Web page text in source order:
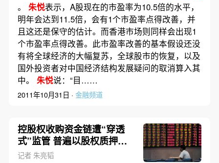
。 朱悦表示，A股现在的市盈率为10.5倍的水平，
明年会达到11.5倍，会有1个市盈率点得改善，并
且这还是保守的估计。而香港市场则同样会出现1
个市盈率点得改善。此市盈率改善的基本假设还没
有将全球经济的大幅复苏，全球股市的恢复，以及
国外投资者对中国经济结构发展疑问的取消算入其
中。 朱悦说：“目……
2011年10月31日 · 金融频道
控股权收购资金链遭“穿透
式”监管 普遍以股权质押加
杠杆
记者 朱亮韬